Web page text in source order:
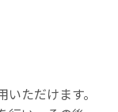
いただけます。